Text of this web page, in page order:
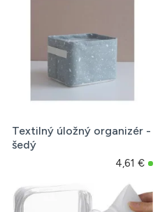
Textilný úložný organizér -
šedý
4,61 €